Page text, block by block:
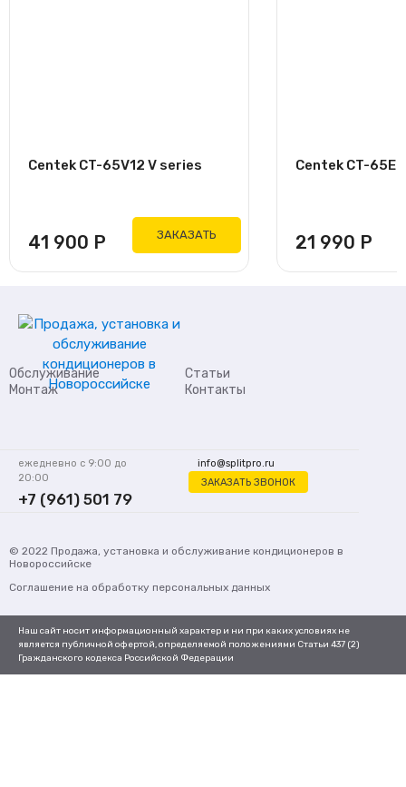
Centek CT-65V12 V series
41 900 Р ЗАКАЗАТЬ
Centek CT-
21 990 Р
Обслуживание
Монтаж
Статьи
Контакты
info@splitpro.ru
ЗАКАЗАТЬ ЗВОНОК
ежедневно с 9:00 до
20:00
+7 (961) 501 79
© 2022 Продажа, установка и обслуживание кондиционеров в
Новороссийске
Соглашение на обработку персональных данных
Наш сайт носит информационный характер и ни при каких условиях не
является публичной офертой, определяемой положениями Статьи 437 (2)
Гражданского кодекса Российской Федерации